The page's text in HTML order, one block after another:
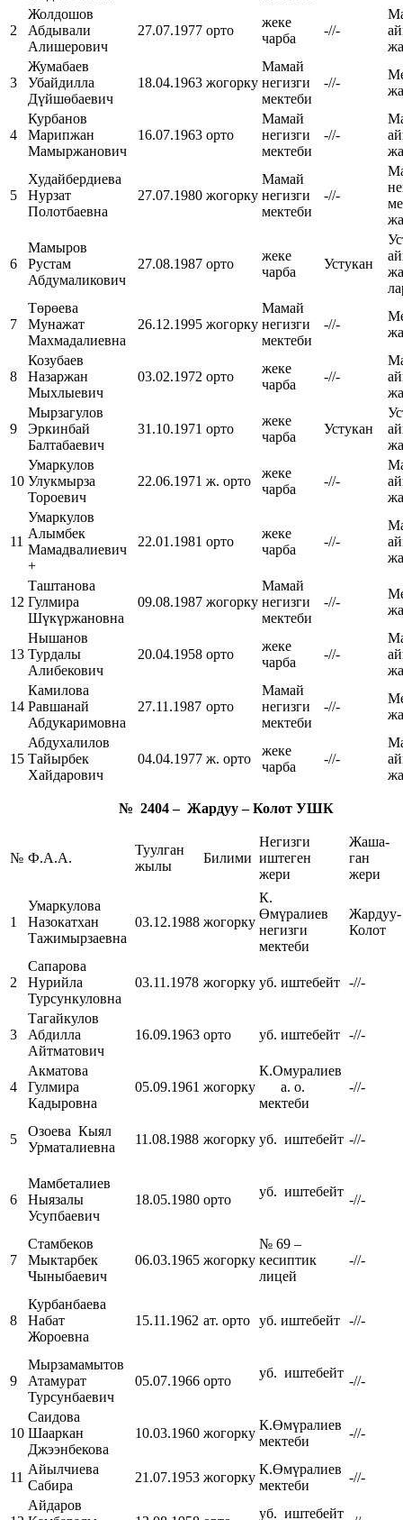
2
Жолдошов
Абдывали
Алишерович
27.07.1977 орто
жеке
чарба
-//-
3
Жумабаев
Убайдилла
Дүйшөбаевич
18.04.1963 жогорку
Мамай
негизги
мектеби
-//-
4
Курбанов
Марипжан
Мамыржанович
16.07.1963 орто
Мамай
негизги
мектеби
-//-
5
Худайбердиева
Нурзат
Полотбаевна
27.07.1980 жогорку
Мамай
негизги
мектеби
-//-
6
Мамыров
Рустам
Абдумаликович
27.08.1987 орто
жеке
чарба
Устукан
7
Төрөева
Мунажат
Махмадалиевна
26.12.1995 жогорку
Мамай
негизги
мектеби
-//-
8
Козубаев
Назаржан
Мыхлыевич
03.02.1972 орто
жеке
чарба
-//-
9
Мырзагулов
Эркинбай
Балтабаевич
31.10.1971 орто
жеке
чарба
Устукан
10
Умаркулов
Улукмырза
Тороевич
22.06.1971 ж. орто
жеке
чарба
-//-
11
Умаркулов
Алымбек
Мамадвалиевич
+
22.01.1981 орто
жеке
чарба
-//-
12
Таштанова
Гулмира
Шүкүржановна
09.08.1987 жогорку
Мамай
негизги
мектеби
-//-
13
Нышанов
Турдалы
Алибекович
20.04.1958 орто
жеке
чарба
-//-
14
Камилова
Равшанай
Абдукаримовна
27.11.1987 орто
Мамай
негизги
мектеби
-//-
15
Абдухалилов
Тайырбек
Хайдарович
04.04.1977 ж. орто
жеке
чарба
-//-
№ 2404 – Жардуу – Колот УШК
№ Ф.А.А.
Туулган
жылы
Билими
Негизги
иштеген
жери
Жаша-
ган
жери
1
Умаркулова
Назокатхан
Тажимырзаевна
03.12.1988 жогорку
К.
Өмүралиев
негизги
мектеби
Жардуу-
Колот
2
Сапарова
Нурийла
Турсункуловна
03.11.1978 жогорку уб. иштебейт -//-
3
Тагайкулов
Абдилла
Айтматович
16.09.1963 орто уб. иштебейт -//-
4
Акматова
Гулмира
Кадыровна
05.09.1961 жогорку
К.Омуралиев
а. о.
мектеби
-//-
5
Озоева Кыял
Урматалиевна
11.08.1988 жогорку уб. иштебейт -//-
6
Мамбеталиев
Ныязалы
Усупбаевич
18.05.1980 орто
уб. иштебейт
-//-
7
Стамбеков
Мыктарбек
Чыныбаевич
06.03.1965 жогорку
№ 69 –
кесиптик
лицей
-//-
8
Курбанбаева
Набат
Жороевна
15.11.1962 ат. орто уб. иштебейт -//-
9
Мырзамамытов
Атамурат
Турсунбаевич
05.07.1966 орто
уб. иштебейт
-//-
10
Саидова
Шааркан
Джээнбекова
10.03.1960 жогорку
К.Өмүралиев
мектеби
-//-
11
Айылчиева
Сабира
21.07.1953 жогорку
К.Өмүралиев
мектеби
-//-
Айдаров
уб. иштебейт